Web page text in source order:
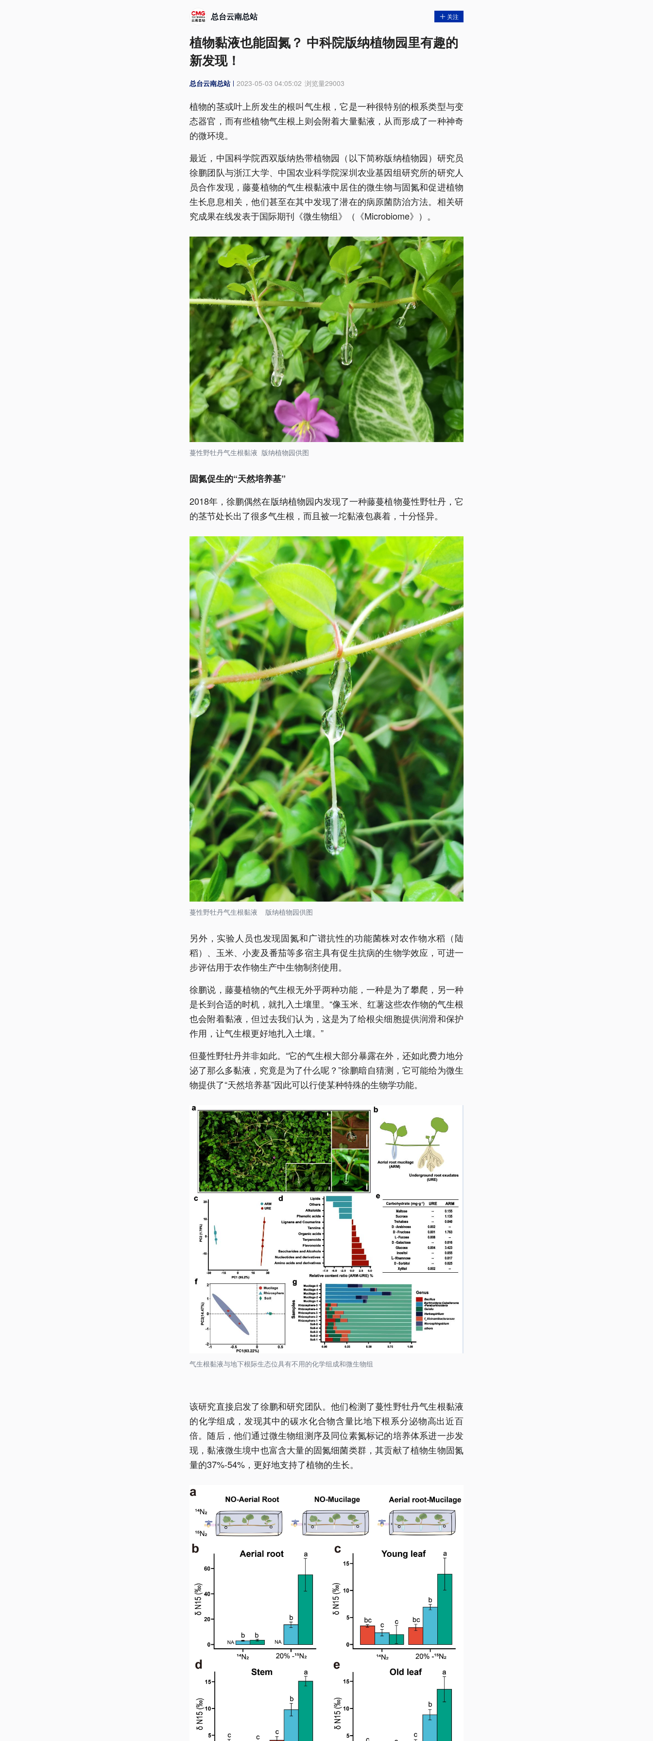
总台云南总站 关注
植物黏液也能固氮？ 中科院版纳植物园里有趣的
新发现！
总台云南总站 2023-05-03 04:05:02 浏览量29003
植物的茎或叶上所发生的根叫气生根，它是一种很特别的根系类型与变
态器官，而有些植物气生根上则会附着大量黏液，从而形成了一种神奇
的微环境。
最近，中国科学院西双版纳热带植物园（以下简称版纳植物园）研究员
徐鹏团队与浙江大学、中国农业科学院深圳农业基因组研究所的研究人
员合作发现，藤蔓植物的气生根黏液中居住的微生物与固氮和促进植物
生长息息相关，他们甚至在其中发现了潜在的病原菌防治方法。相关研
究成果在线发表于国际期刊《微生物组》（《Microbiome》）。
蔓性野牡丹气生根黏液 版纳植物园供图
固氮促生的“天然培养基”
2018年，徐鹏偶然在版纳植物园内发现了一种藤蔓植物蔓性野牡丹，它
的茎节处长出了很多气生根，而且被一坨黏液包裹着，十分怪异。
蔓性野牡丹气生根黏液 版纳植物园供图
另外，实验人员也发现固氮和广谱抗性的功能菌株对农作物水稻（陆
稻）、玉米、小麦及番茄等多宿主具有促生抗病的生物学效应，可进一
步评估用于农作物生产中生物制剂使用。
徐鹏说，藤蔓植物的气生根无外乎两种功能，一种是为了攀爬，另一种
是长到合适的时机，就扎入土壤里。“像玉米、红薯这些农作物的气生根
也会附着黏液，但过去我们认为，这是为了给根尖细胞提供润滑和保护
作用，让气生根更好地扎入土壤。”
但蔓性野牡丹并非如此。“它的气生根大部分暴露在外，还如此费力地分
泌了那么多黏液，究竟是为了什么呢？”徐鹏暗自猜测，它可能给为微生
物提供了“天然培养基”因此可以行使某种特殊的生物学功能。
气生根黏液与地下根际生态位具有不用的化学组成和微生物组
该研究直接启发了徐鹏和研究团队。他们检测了蔓性野牡丹气生根黏液
的化学组成，发现其中的碳水化合物含量比地下根系分泌物高出近百
倍。随后，他们通过微生物组测序及同位素氮标记的培养体系进一步发
现，黏液微生境中也富含大量的固氮细菌类群，其贡献了植物生物固氮
量的37%-54%，更好地支持了植物的生长。